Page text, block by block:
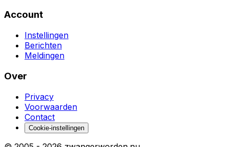
Account
Instellingen
Berichten
Meldingen
Over
Privacy
Voorwaarden
Contact
Cookie-instellingen